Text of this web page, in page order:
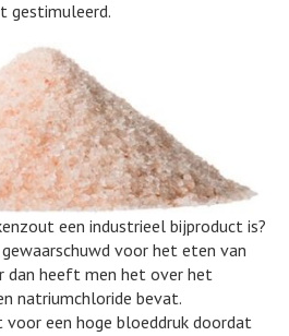
gestimuleerd.
een industrieel bijproduct is?
voor het eten van
dan heeft men het over het
natriumchloride bevat.
voor een hoge bloeddruk doordat